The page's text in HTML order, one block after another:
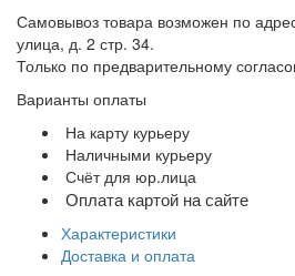
Самовывоз товара возможен по
улица, д. 2 стр. 34.
Только по предварительному
Варианты оплаты
На карту курьеру
Наличными курьеру
Счёт для юр.лица
Оплата картой на сайте
Характеристики
Доставка и оплата